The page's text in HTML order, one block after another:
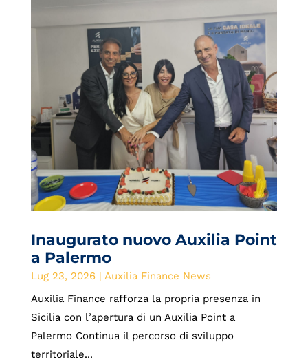
Inaugurato nuovo Auxilia Point
a Palermo
Lug 23, 2026| Auxilia Finance News
Auxilia Finance rafforza la propria presenza in
Sicilia con l’apertura di un Auxilia Point a
Palermo Continua il percorso di sviluppo
territoriale...